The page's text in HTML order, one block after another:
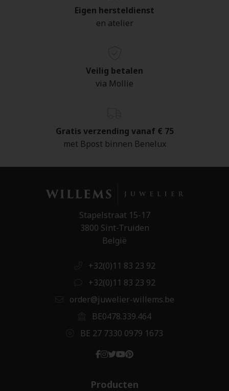
Eigen hersteldienst
en atelier
Veilig betalen
via Mollie
Gratis verzending vanaf € 75
met Bpost binnen Benelux
Stapelstraat 15-17
3800 Sint-Truiden
België
+32(0)11 83 23 92
+32(0)11 83 23 92
order@juwelier-willems.be
BE0478.339.464
BE 27 7330 0979 1673
Producten